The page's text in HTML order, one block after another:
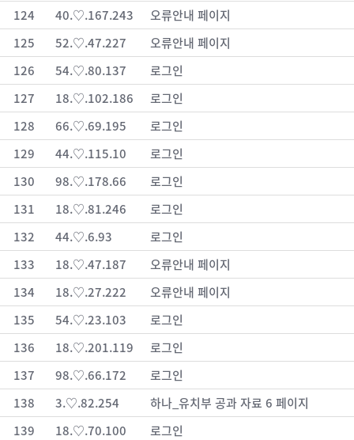
124
40.♡.167.243
오류안내 페이지
125
52.♡.47.227
오류안내 페이지
126
54.♡.80.137
로그인
127
18.♡.102.186
로그인
128
66.♡.69.195
로그인
129
44.♡.115.10
로그인
130
98.♡.178.66
로그인
131
18.♡.81.246
로그인
132
44.♡.6.93
로그인
133
18.♡.47.187
오류안내 페이지
134
18.♡.27.222
오류안내 페이지
135
54.♡.23.103
로그인
136
18.♡.201.119
로그인
137
98.♡.66.172
로그인
138
3.♡.82.254
하나_유치부 공과 자료 6 페이지
139
18.♡.70.100
로그인